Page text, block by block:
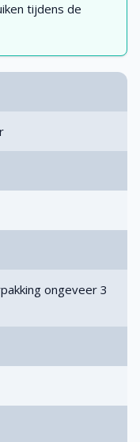
tijdens de
ongeveer 3